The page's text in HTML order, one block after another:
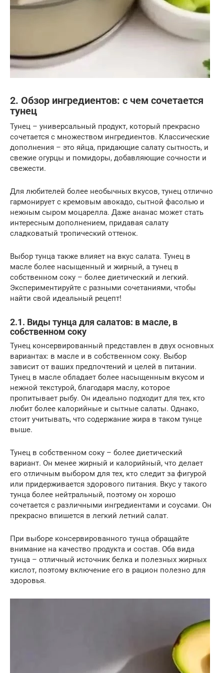
2. Обзор ингредиентов: с чем сочетается
тунец
Тунец – универсальный продукт, который прекрасно
сочетается с множеством ингредиентов. Классические
дополнения – это яйца, придающие салату сытность, и
свежие огурцы и помидоры, добавляющие сочности и
свежести.
Для любителей более необычных вкусов, тунец отлично
гармонирует с кремовым авокадо, сытной фасолью и
нежным сыром моцарелла. Даже ананас может стать
интересным дополнением, придавая салату
сладковатый тропический оттенок.
Выбор тунца также влияет на вкус салата. Тунец в
масле более насыщенный и жирный, а тунец в
собственном соку – более диетический и легкий.
Экспериментируйте с разными сочетаниями, чтобы
найти свой идеальный рецепт!
2.1. Виды тунца для салатов: в масле, в
собственном соку
Тунец консервированный представлен в двух основных
вариантах: в масле и в собственном соку. Выбор
зависит от ваших предпочтений и целей в питании.
Тунец в масле обладает более насыщенным вкусом и
нежной текстурой, благодаря маслу, которое
пропитывает рыбу. Он идеально подходит для тех, кто
любит более калорийные и сытные салаты. Однако,
стоит учитывать, что содержание жира в таком тунце
выше.
Тунец в собственном соку – более диетический
вариант. Он менее жирный и калорийный, что делает
его отличным выбором для тех, кто следит за фигурой
или придерживается здорового питания. Вкус у такого
тунца более нейтральный, поэтому он хорошо
сочетается с различными ингредиентами и соусами. Он
прекрасно впишется в легкий летний салат.
При выборе консервированного тунца обращайте
внимание на качество продукта и состав. Оба вида
тунца – отличный источник белка и полезных жирных
кислот, поэтому включение его в рацион полезно для
здоровья.